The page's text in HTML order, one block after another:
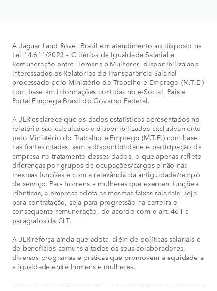
A Jaguar Land Rover Brasil em atendimento ao disposto na
Lei 14.611/2023 – Critérios de Igualdade Salarial e
Remuneração entre Homens e Mulheres, disponibiliza aos
interessados ​​os Relatórios de Transparência Salarial
processado pelo Ministério do Trabalho e Emprego (M.T.E.)
com base em informações contidas no e-Social, Rais e
Portal Emprega Brasil do Governo Federal.
A JLR esclarece que os dados estatísticos apresentados no
relatório são calculados e disponibilizados exclusivamente
pelo Ministério do Trabalho e Emprego (M.T.E.) com base
nas fontes citadas, sem a disponibilidade e participação da
empresa no tratamento desses dados, o que apenas reflete
diferenças por grupos de ocupações/cargos e não nas
mesmas funções e com a relevância da antiguidade/tempo
de serviço. Para homens e mulheres que exercem funções
idênticas, a empresa adota as mesmas faixas salariais, seja
para contratação, seja para progressão na carreira e
consequente remuneração, de acordo com o art. 461 e
parágrafos da CLT.
A JLR reforça ainda que adota, além de políticas salariais e
de benefícios comuns a todos os seus colaboradores,
diversos programas e práticas que promovem a equidade e
a igualdade entre homens e mulheres.
----------------------------------------------------------------------------------------------